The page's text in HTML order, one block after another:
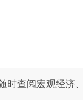
时查阅宏观经济